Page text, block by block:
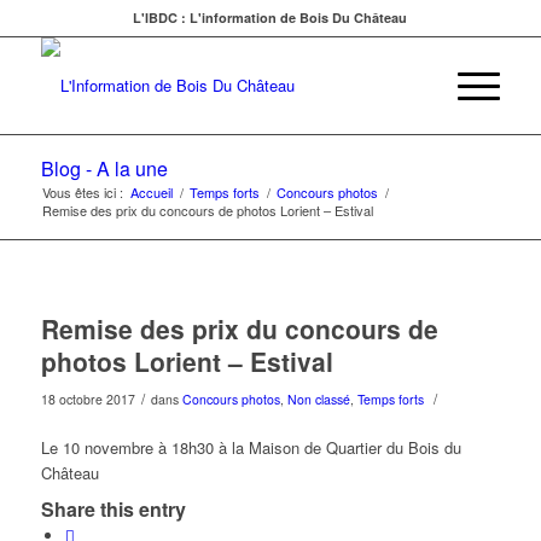
L'IBDC : L'information de Bois Du Château
Blog - A la une
Vous êtes ici : Accueil / Temps forts / Concours photos /
Remise des prix du concours de photos Lorient – Estival
Remise des prix du concours de
photos Lorient – Estival
18 octobre 2017 / dans Concours photos, Non classé, Temps forts /
Le 10 novembre à 18h30 à la Maison de Quartier du Bois du
Château
Share this entry